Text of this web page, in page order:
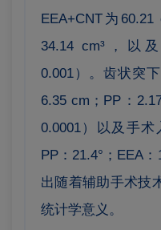
EEA+CNT为
34.14 cm³，以
0.001）。 齿状突
6.35 cm；PP：
0.0001）以及手术
PP：21.4°；EEA
出随着辅助手术技
统计学意义。